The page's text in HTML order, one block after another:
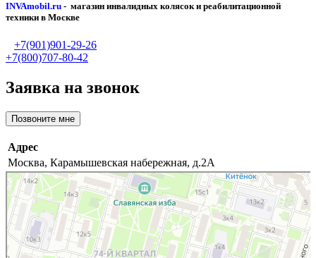
INVAmobil.ru - магазин инвалидных колясок и реабилитационной
техники в Москве
+7(901)901-29-26
+7(800)707-80-42
Заявка на звонок
Позвоните мне
Адрес
Москва, Карамышевская набережная, д.2А
Москва
Карамышевская набережная, 2А на карте Москвы, ближайшее метро Народное
Ополчение — Яндекс.Карты